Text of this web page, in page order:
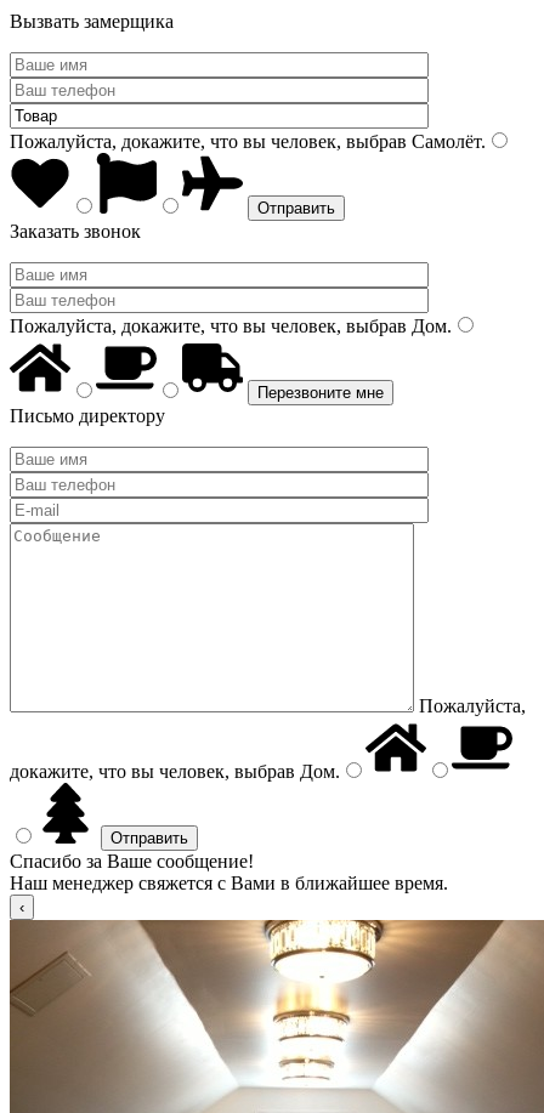
Вызвать замерщика
Пожалуйста, докажите, что вы человек, выбрав Самолёт.
Заказать звонок
Пожалуйста, докажите, что вы человек, выбрав Дом.
Письмо директору
Пожалуйста,
докажите, что вы человек, выбрав Дом.
Спасибо за Ваше сообщение!
Наш менеджер свяжется с Вами в ближайшее время.